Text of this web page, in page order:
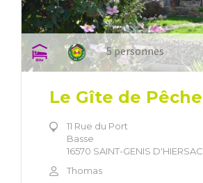
5 personnes
Le Gîte de Pêche
11 Rue du Port
Basse
16570 SAINT-GENIS D'HIERSAC
Thomas